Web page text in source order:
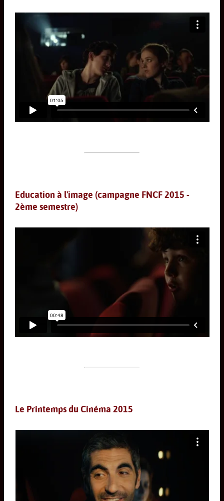
Education à l'image (campagne FNCF 2015 -
2ème semestre)
Le Printemps du Cinéma 2015